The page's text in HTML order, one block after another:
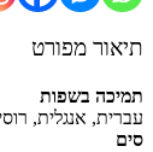
מפורט
בשפות
אנגלית, רוסית